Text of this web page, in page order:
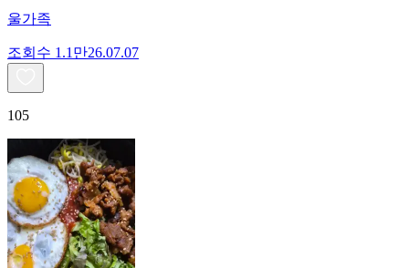
울가족
조회수 1.1만26.07.07
105